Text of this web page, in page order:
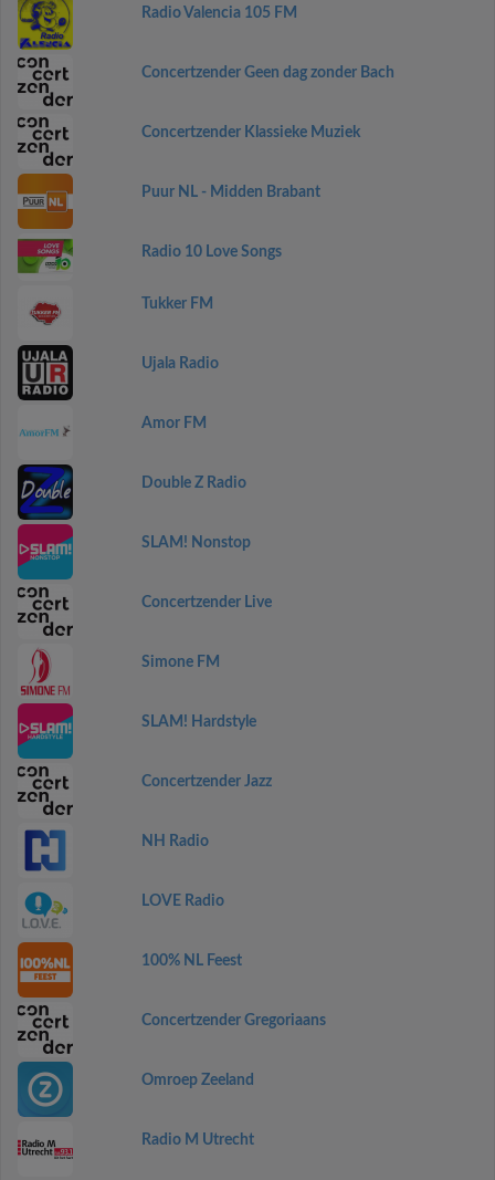
Radio Valencia 105 FM
Concertzender Geen dag zonder Bach
Concertzender Klassieke Muziek
Puur NL - Midden Brabant
Radio 10 Love Songs
Tukker FM
Ujala Radio
Amor FM
Double Z Radio
SLAM! Nonstop
Concertzender Live
Simone FM
SLAM! Hardstyle
Concertzender Jazz
NH Radio
LOVE Radio
100% NL Feest
Concertzender Gregoriaans
Omroep Zeeland
Radio M Utrecht